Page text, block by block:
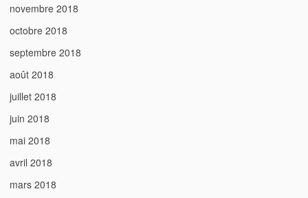
novembre 2018
octobre 2018
septembre 2018
août 2018
juillet 2018
juin 2018
mai 2018
avril 2018
mars 2018